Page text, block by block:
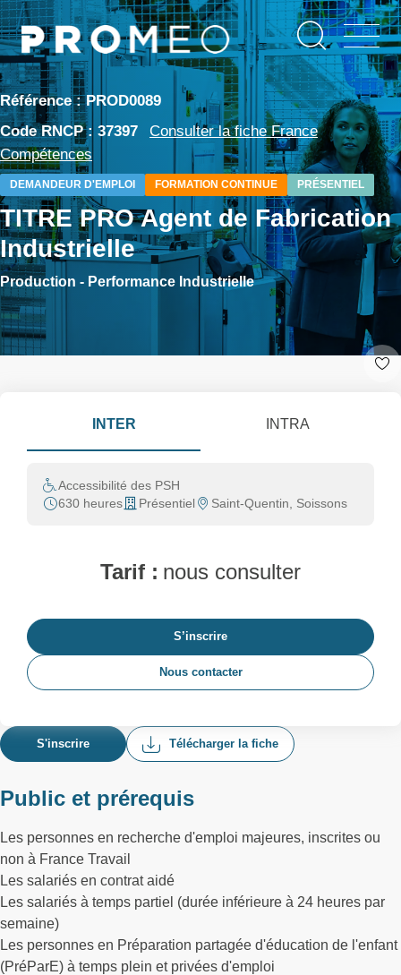
Aller
au
contenu
principal
Référence : PROD0089
Code RNCP : 37397
Consulter la fiche France
Compétences
DEMANDEUR D'EMPLOI FORMATION CONTINUE PRÉSENTIEL
TITRE PRO Agent de Fabrication
Industrielle
Production - Performance Industrielle
S'inscrire Télécharger la fiche
Public et prérequis
Les personnes en recherche d'emploi majeures, inscrites ou
non à France Travail
Les salariés en contrat aidé
Les salariés à temps partiel (durée inférieure à 24 heures par
semaine)
Les personnes en Préparation partagée d'éducation de l'enfant
(PréParE) à temps plein et privées d'emploi
INTER INTRA
Accessibilité des PSH
630 heures
Présentiel Saint-Quentin, Soissons
Tarif : nous consulter
S’inscrire
Nous contacter
Panneau de gestion des cookies